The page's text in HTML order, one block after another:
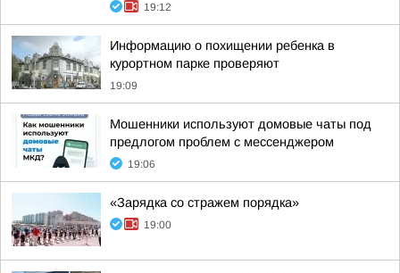
19:12
Информацию о похищении ребенка в
курортном парке проверяют
19:09
Мошенники используют домовые чаты под
предлогом проблем с мессенджером
19:06
«Зарядка со стражем порядка»
19:00